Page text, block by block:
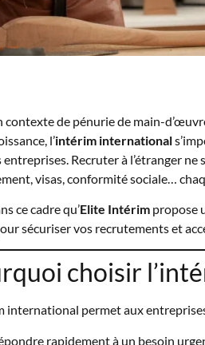
contexte de pénurie de main-
l’intérim international
entreprises. Recruter à l’étranger ne
visas, conformité sociale…
ce cadre qu’Elite Intérimpropose
sécuriser vos recrutements et
choisir
international permet aux
rapidement à un besoin